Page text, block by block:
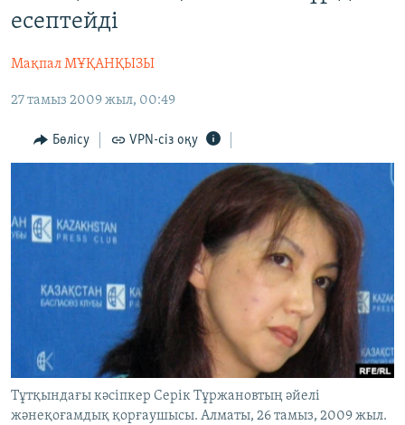
main
Skip
to
ҚАҢТАР ОҚИҒАСЫ
ӘЛЕУМЕТ
ӘЛЕМ
АРНАЙЫ ЖОБАЛАР
ЖАЗЫЛЫҢЫЗ
Басқа тілдерде
есептейді
Мақпал МҰҚАНҚЫЗЫ
27 тамыз 2009 жыл, 00:49
Бөлісу VPN-сіз оқу
Тұтқындағы кәсіпкер Серік Тұржановтың әйелі
жәнеқоғамдық қорғаушысы. Алматы, 26 тамыз, 2009 жыл.